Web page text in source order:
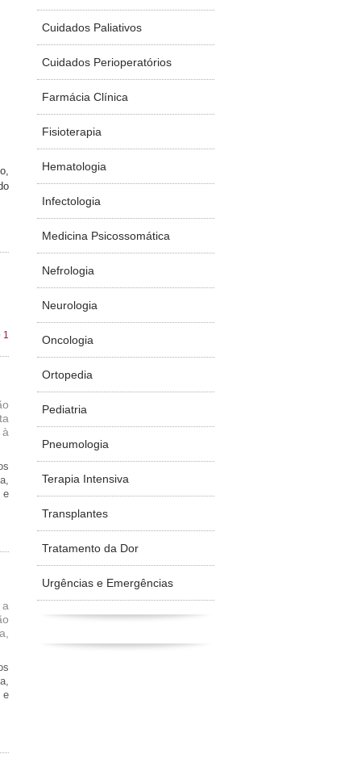
e
e
Cuidados Paliativos
Cuidados Perioperatórios
Farmácia Clínica
Fisioterapia
Hematologia
Infectologia
Medicina Psicossomática
Nefrologia
Neurologia
Oncologia
Ortopedia
Pediatria
Pneumologia
Terapia Intensiva
Transplantes
Tratamento da Dor
Urgências e Emergências